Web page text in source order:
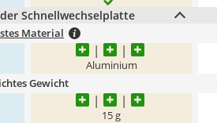
Schnellwechselplatte
Material
Aluminium
Gewicht
15 g